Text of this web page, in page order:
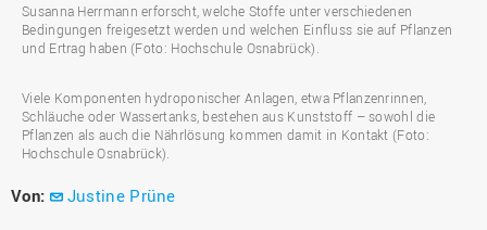
Susanna Herrmann erforscht, welche Stoffe unter verschiedenen
Bedingungen freigesetzt werden und welchen Einfluss sie auf Pflanzen
und Ertrag haben (Foto: Hochschule Osnabrück).
Viele Komponenten hydroponischer Anlagen, etwa Pflanzenrinnen,
Schläuche oder Wassertanks, bestehen aus Kunststoff – sowohl die
Pflanzen als auch die Nährlösung kommen damit in Kontakt (Foto:
Hochschule Osnabrück).
Von: Justine Prüne